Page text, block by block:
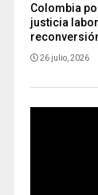
Colombia
justicia
26 julio, 2026